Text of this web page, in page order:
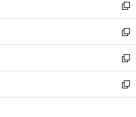
く
で
開
く
ド
ウ
で
開
く
ィ
ン
ド
ウ
で
開
く
い
ウ
ィ
ン
ド
ウ
で
開
新
し
い
ウ
ィ
ン
ド
ウ
新
し
い
ウ
ィ
ン
新
し
い
ウ
新
し